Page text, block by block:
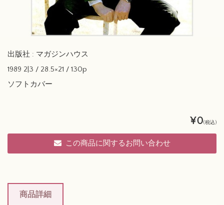
出版社 : マガジンハウス
1989 2|3 / 28.5×21 / 130p
ソフトカバー
¥0(税込)
この商品に関するお問い合わせ
商品詳細